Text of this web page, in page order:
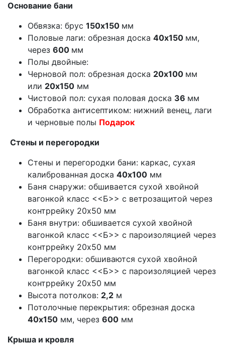
Основание бани
Обвязка: брус 150х150 мм
Половые лаги: обрезная доска 40х150 мм,
через 600 мм
Полы двойные:
Черновой пол: обрезная доска 20х100 мм
или 20х150 мм
Чистовой пол: сухая половая доска 36 мм
Обработка антисептиком: нижний венец, лаги
и черновые полы Подарок
Стены и перегородки
Стены и перегородки бани: каркас, сухая
калиброванная доска 40х100 мм
Баня снаружи: обшивается сухой хвойной
вагонкой класс <<Б>> с ветрозащитой через
контррейку 20х50 мм
Баня внутри: обшивается сухой хвойной
вагонкой класс <<Б>> с пароизоляцией через
контррейку 20х50 мм
Перегородки: обшиваются сухой хвойной
вагонкой класс <<Б>> с пароизоляцией через
контррейку 20х50 мм
Высота потолков: 2,2 м
Потолочные перекрытия: обрезная доска
40х150 мм, через 600 мм
Крыша и кровля